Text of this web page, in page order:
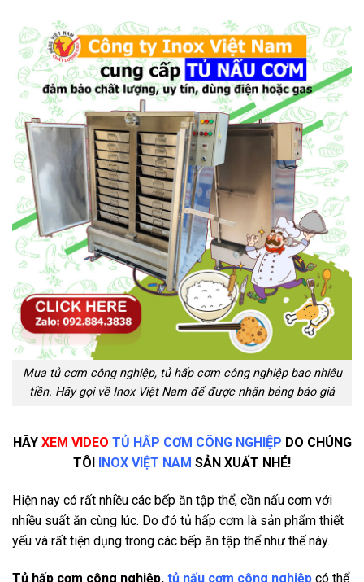
Mua tủ cơm công nghiệp, tủ hấp cơm công nghiệp bao nhiêu
tiền. Hãy gọi về Inox Việt Nam để được nhận bảng báo giá
HÃY XEM VIDEO TỦ HẤP CƠM CÔNG NGHIỆP DO CHÚNG
TÔI INOX VIỆT NAM SẢN XUẤT NHÉ!
Hiện nay có rất nhiều các bếp ăn tập thể, cần nấu cơm với
nhiều suất ăn cùng lúc. Do đó tủ hấp cơm là sản phẩm thiết
yếu và rất tiện dụng trong các bếp ăn tập thể như thế này.
Tủ hấp cơm công nghiệp, tủ nấu cơm công nghiệp có thể